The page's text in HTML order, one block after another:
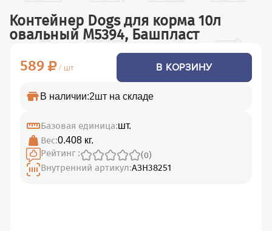
Контейнер Dogs для корма 10л
овальный М5394, Башпласт
589
/ шт В КОРЗИНУ
В наличии:2шт на складе
Базовая единица:шт.
Вес:0.408 кг.
Рейтинг : (0)
Внутренний артикул:АЗН38251